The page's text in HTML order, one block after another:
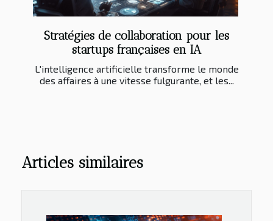
Stratégies de collaboration pour les
startups françaises en IA
L'intelligence artificielle transforme le monde
des affaires à une vitesse fulgurante, et les...
Articles similaires